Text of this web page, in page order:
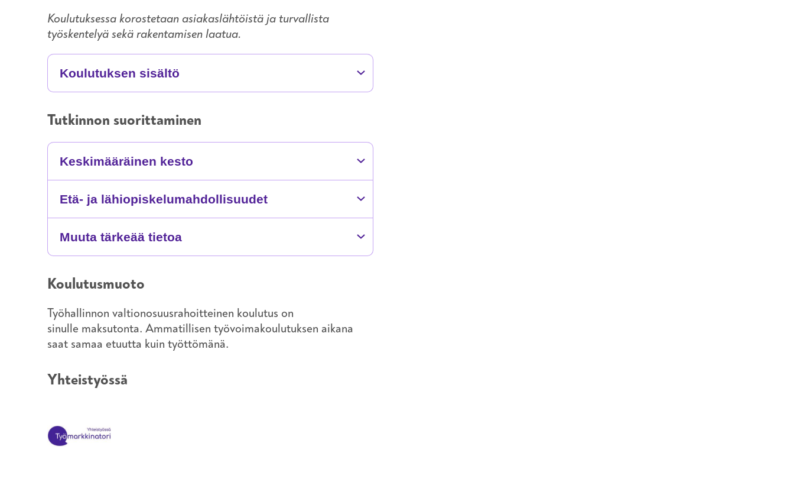
Koulutuksessa korostetaan asiakaslähtöistä ja turvallista
työskentelyä sekä rakentamisen laatua.
Koulutuksen sisältö
Tutkinnon suorittaminen
Keskimääräinen kesto
Etä- ja lähiopiskelumahdollisuudet
Muuta tärkeää tietoa
Koulutusmuoto
Työhallinnon valtionosuusrahoitteinen koulutus on
sinulle maksutonta. Ammatillisen työvoimakoulutuksen aikana
saat samaa etuutta kuin työttömänä.
Yhteistyössä